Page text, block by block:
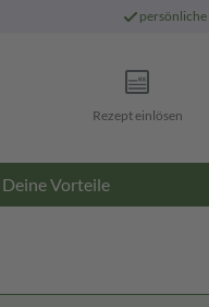
persönliche
Rezept einlösen
Deine Vorteile